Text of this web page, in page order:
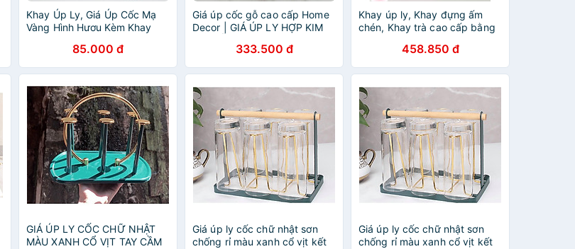
Khay Úp Ly, Giá Úp Cốc Mạ
Vàng Hình Hươu Kèm Khay
85.000 đ
Giá úp cốc gỗ cao cấp Home
Decor | GIÁ ÚP LY HỢP KIM
333.500 đ
Khay úp ly, Khay đựng ấm
chén, Khay trà cao cấp bằng
458.850 đ
GIÁ ÚP LY CỐC CHỮ NHẬT
MÀU XANH CỔ VỊT TAY CẦM
Giá úp ly cốc chữ nhật sơn
chống rỉ màu xanh cổ vịt kết
Giá úp ly cốc chữ nhật sơn
chống rỉ màu xanh cổ vịt kết